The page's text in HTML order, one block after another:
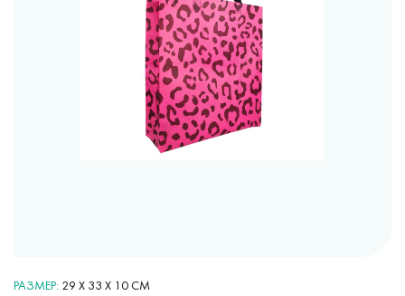
РАЗМЕР 29 Х 33 Х 10 СМ